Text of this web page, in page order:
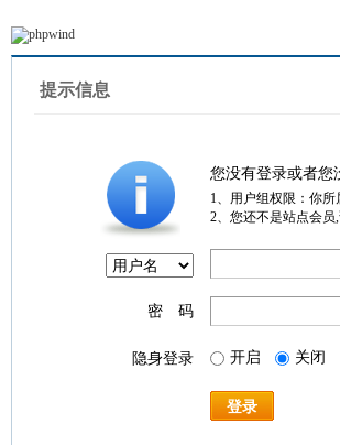
提示信息
您没有登录或者您
1、用户组权限：你
2、您还不是站点会员
密 码
隐身登录 开启 关闭
登录